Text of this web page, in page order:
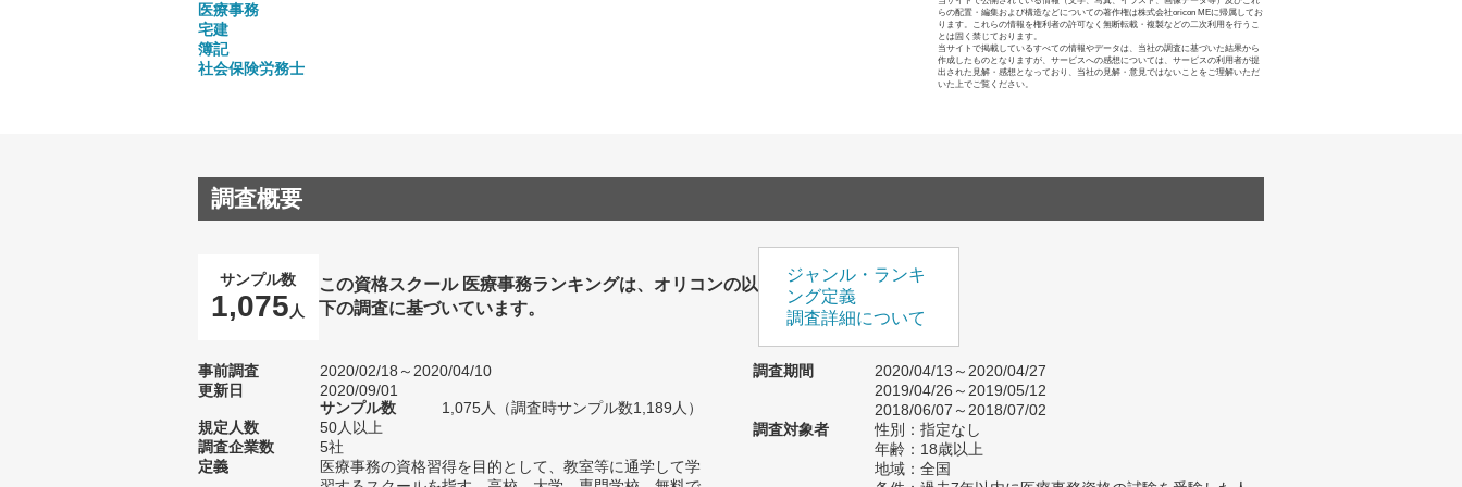
医療事務
宅建
簿記
社会保険労務士
らの配置・編集および構造などについての著作権は株式会社oricon MEに帰属してお
ります。これらの情報を権利者の許可なく無断転載・複製などの二次利用を行うこ
とは固く禁じております。
当サイトで掲載しているすべての情報やデータは、当社の調査に基づいた結果から
作成したものとなりますが、サービスへの感想については、サービスの利用者が提
出された見解・感想となっており、当社の見解・意見ではないことをご理解いただ
いた上でご覧ください。
調査概要
サンプル数
1,075 人
この資格スクール 医療事務ランキングは、オリコンの以
下の調査に基づいています。
ジャンル・ランキ
ング定義
調査詳細について
事前調査
2020/02/18～2020/04/10
更新日
2020/09/01
サンプル数
1,075人（調査時サンプル数1,189人）
規定人数
50人以上
調査企業数
5社
定義
医療事務の資格習得を目的として、教室等に通学して学
調査期間
2020/04/13～2020/04/27
2019/04/26～2019/05/12
2018/06/07～2018/07/02
調査対象者
性別：指定なし
年齢：18歳以上
地域：全国